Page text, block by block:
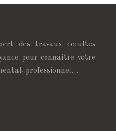
des travaux occultes
pour connaître votre
professionnel…